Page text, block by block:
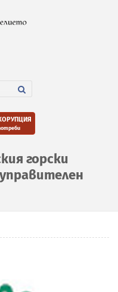
горски